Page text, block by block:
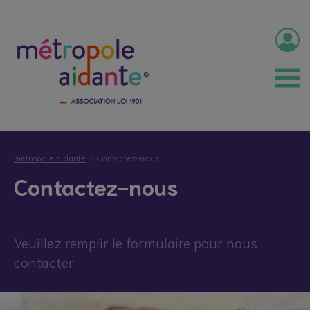
métropole aidante Contactez-nous
Contactez-nous
Veuillez remplir le formulaire pour nous
contacter.